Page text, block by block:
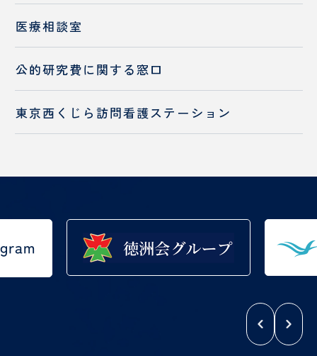
業務内容
高気圧酸素治療室
入職をお考えの方へ
部門案内
お食事・栄養相談
チーム医療の推進
入職をお考えの方へ
医療相談室
公的研究費に関する窓口
東京西くじら訪問看護ステーション